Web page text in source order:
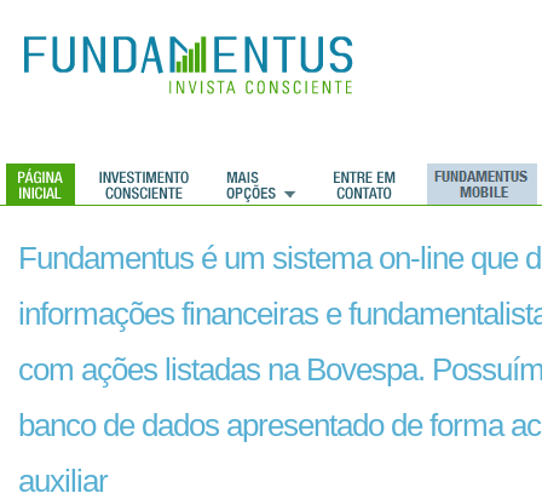
Fundamentus é um sistema on-line que
informações financeiras e
com ações listadas na Bovespa.
banco de dados apresentado de forma
auxiliar